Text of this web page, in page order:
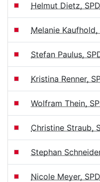
Helmut Dietz, SPD
Melanie Kaufhold,
Stefan Paulus,
Kristina Renner,
Wolfram Thein,
Christine Straub,
Stephan
Nicole Meyer, SPD